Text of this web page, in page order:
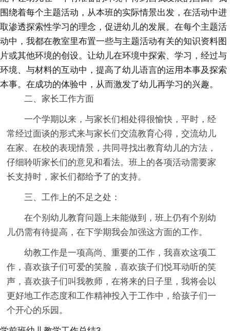
围绕着每个主题活动，从本班的实际情景出发，在活动中进
取渗透探索性学习的理念，促进幼儿的发展。在每个主题活
动中，我都在教室里布置一些与主题活动有关的知识资料图
片或其他环境的创设。让幼儿在环境中探索、学习，经过与
环境、与材料的互动中，提高了幼儿语言的运用本事及探索
本事。在成功的体验中，从而激发了幼儿再学习的兴趣。
二、家长工作方面
一个学期以来，与家长们相处得很愉快，平时，经
常经过面谈的形式来与家长们交流教育心得，交流幼儿
在家、在校的表现情景，共同寻找出教育幼儿的方法，
仔细聆听家长们的意见和看法。班上的各项活动需要家
长支持时，家长们都给予了的支持。
三、工作上的不足之处：
在个别幼儿教育问题上未能做到，班上仍有个别幼
儿仍需有待提高，在下学期我会加强这方面的工作。
幼教工作是一项高尚、重要的工作，我喜欢这项工
作，喜欢孩子们可爱的笑脸，喜欢孩子们悦耳动听的笑
声，喜欢孩子们叫我教师，在将来的日子里，我将会以
更好地工作态度和工作精神投入于工作中，给孩子们一
个开心的乐园。